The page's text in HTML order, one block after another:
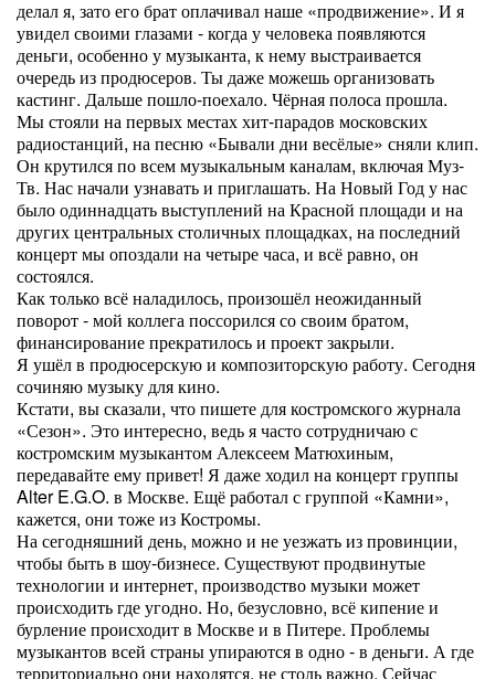
делал я, зато его брат оплачивал наше «продвижение». И я
увидел своими глазами - когда у человека появляются
деньги, особенно у музыканта, к нему выстраивается
очередь из продюсеров. Ты даже можешь организовать
кастинг. Дальше пошло-поехало. Чёрная полоса прошла.
Мы стояли на первых местах хит-парадов московских
радиостанций, на песню «Бывали дни весёлые» сняли клип.
Он крутился по всем музыкальным каналам, включая Муз-
Тв. Нас начали узнавать и приглашать. На Новый Год у нас
было одиннадцать выступлений на Красной площади и на
других центральных столичных площадках, на последний
концерт мы опоздали на четыре часа, и всё равно, он
состоялся.
Как только всё наладилось, произошёл неожиданный
поворот - мой коллега поссорился со своим братом,
финансирование прекратилось и проект закрыли.
Я ушёл в продюсерскую и композиторскую работу. Сегодня
сочиняю музыку для кино.
Кстати, вы сказали, что пишете для костромского журнала
«Сезон». Это интересно, ведь я часто сотрудничаю с
костромским музыкантом Алексеем Матюхиным,
передавайте ему привет! Я даже ходил на концерт группы
Alter E.G.O. в Москве. Ещё работал с группой «Камни»,
кажется, они тоже из Костромы.
На сегодняшний день, можно и не уезжать из провинции,
чтобы быть в шоу-бизнесе. Существуют продвинутые
технологии и интернет, производство музыки может
происходить где угодно. Но, безусловно, всё кипение и
бурление происходит в Москве и в Питере. Проблемы
музыкантов всей страны упираются в одно - в деньги. А где
территориально они находятся, не столь важно. Сейчас